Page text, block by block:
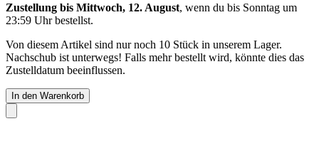
Zustellung bis Mittwoch, 12. August, wenn du bis Sonntag um
23:59 Uhrbestellst.
Von diesem Artikel sind nur noch 10 Stück in unserem Lager.
Nachschub ist unterwegs! Falls mehr bestellt wird, könnte dies das
Zustelldatum beeinflussen.
In den Warenkorb